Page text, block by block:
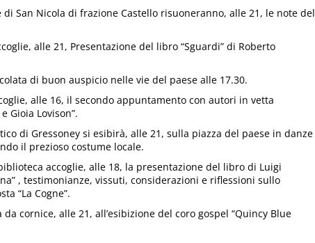
San Nicola di frazione Castello risuoneranno, alle 21, le note del
alle 21, Presentazione del libro “Sguardi” di Roberto
di buon auspicio nelle vie del paese alle 17.30.
alle 16, il secondo appuntamento con autori in vetta
Gioia Lovison”.
di Gressoney si esibirà, alle 21, sulla piazza del paese in danze
il prezioso costume locale.
accoglie, alle 18, la presentazione del libro di Luigi
, testimonianze, vissuti, considerazioni e riflessioni sullo
“La Cogne”.
cornice, alle 21, all’esibizione del coro gospel “Quincy Blue